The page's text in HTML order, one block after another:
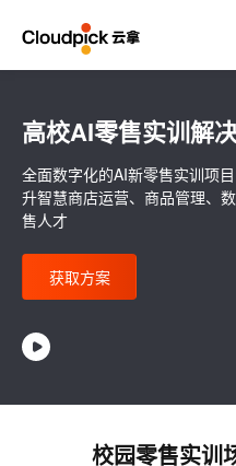
高校AI零售实训解
全面数字化的AI新零售实训项
升智慧商店运营、商品管理、
售人才
获取方案
校园零售实训